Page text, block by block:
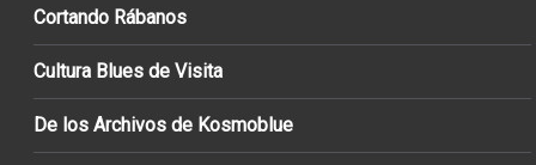
Cortando Rábanos
Cultura Blues de Visita
De los Archivos de Kosmoblue